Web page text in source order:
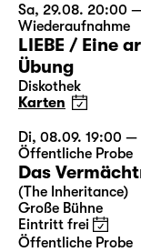
Sa, 29.08. 20:00
Wiederaufnahme
LIEBE / Eine
Übung
Diskothek
Karten
Di, 08.09. 19:00
Öffentliche Probe
Das
(The Inheritance)
Große Bühne
Eintritt frei
Öffentliche Probe